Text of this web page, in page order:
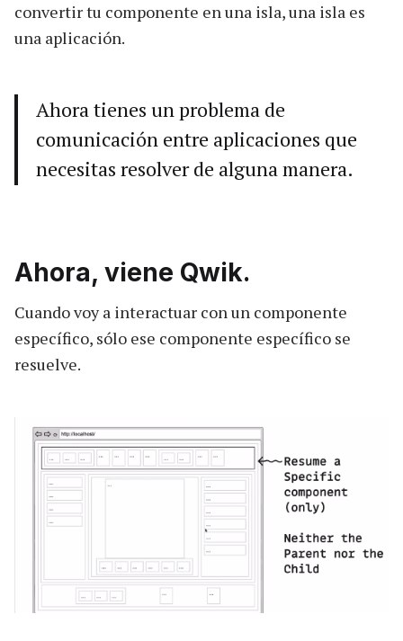
convertir tu componente en una isla, una isla es
una aplicación.
Ahora tienes un problema de
comunicación entre aplicaciones que
necesitas resolver de alguna manera.
Ahora, viene Qwik.
Cuando voy a interactuar con un componente
específico, sólo ese componente específico se
resuelve.